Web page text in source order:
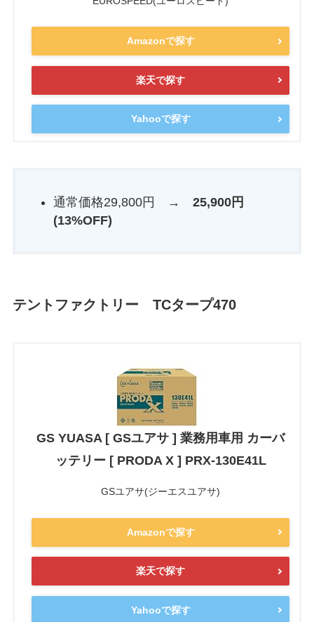
Amazonで探す
楽天で探す
Yahooで探す
通常価格29,800円 → 25,900円
(13%OFF)
テントファクトリー TCタープ470
GS YUASA [ GSユアサ ] 業務用車用 カーバ
ッテリー [ PRODA X ] PRX-130E41L
GSユアサ(ジーエスユアサ)
Amazonで探す
楽天で探す
Yahooで探す